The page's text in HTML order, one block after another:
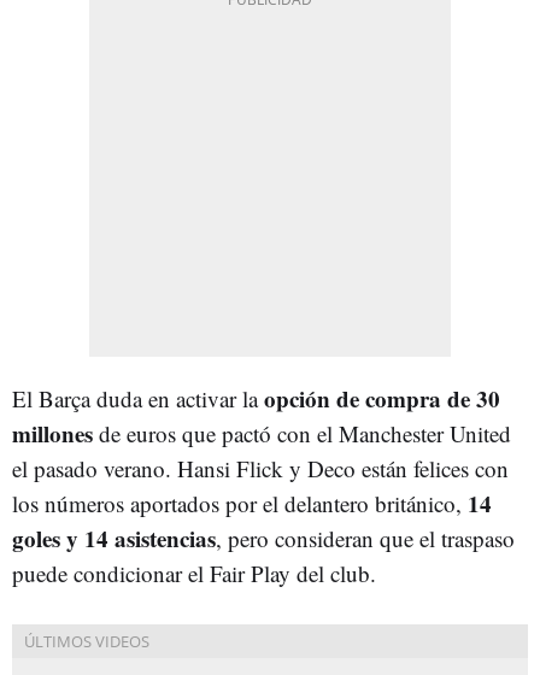
El Barça duda en activar laopción de compra de 30
millones de euros que pactó con el Manchester United
el pasado verano. Hansi Flick y Deco están felices con
los números aportados por el delantero británico, 14
goles y 14 asistencias, pero consideran que el traspaso
puede condicionar el Fair Play del club.